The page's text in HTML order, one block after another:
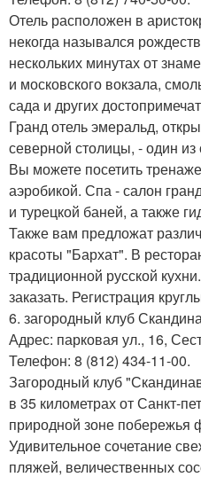
Отель расположен в
некогда назывался
нескольких минутах от
и московского вокзала,
сада и других
Гранд отель эмеральд,
северной столицы, - один
Вы можете посетить
аэробикой. Спа - салон
и турецкой баней, а также
Также вам предложат
красоты "Бархат". В
традиционной русской
заказать. Регистрация
6. загородный клуб
Адрес: парковая ул., 16,
Телефон: 8 (812) 434-11-00.
Загородный клуб
в 35 километрах от Санкт-
природной зоне побережья
Удивительное сочетание
пляжей, величественных